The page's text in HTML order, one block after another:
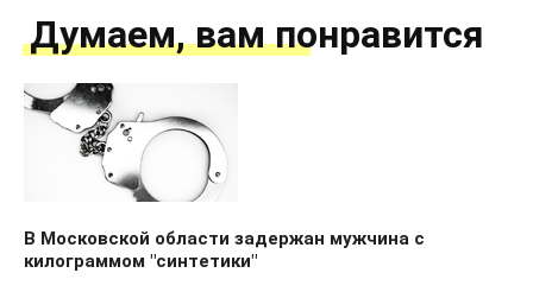
Думаем, вам понравится
В Московской области задержан мужчина с
килограммом "синтетики"